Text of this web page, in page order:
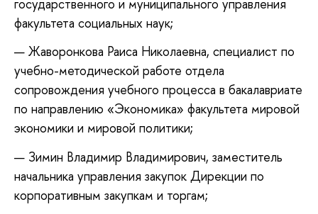
государственного и муниципального управления
факультета социальных наук;
Жаворонкова Раиса Николаевна, специалист по
учебно-методической работе отдела
сопровождения учебного процесса в бакалавриате
по направлению «Экономика» факультета мировой
экономики и мировой политики;
Зимин Владимир Владимирович, заместитель
начальника управления закупок Дирекции по
корпоративным закупкам и торгам;